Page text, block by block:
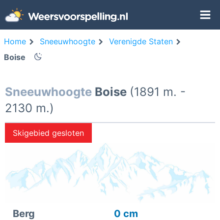
Home Sneeuwhoogte
Verenigde Staten
Boise
Sneeuwhoogte Boise (1891 m. -
2130 m.)
Skigebied gesloten
Berg
0 cm